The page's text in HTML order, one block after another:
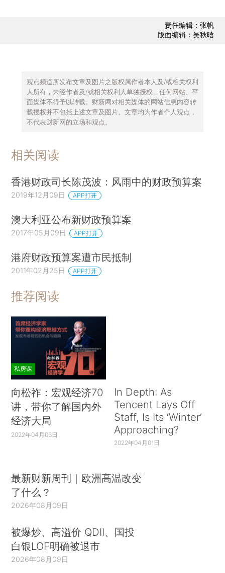
责任编辑：张帆
版面编辑：吴秋晗
观点频道所发布文章及图片之版权属作者本人及/或相关权利
人所有，未经作者及/或相关权利人单独授权，任何网站、平
面媒体不得予以转载。财新网对相关媒体的网站信息内容转
载授权并不包括上述文章及图片。文章均为作者个人观点，
不代表财新网的立场和观点。
相关阅读
香港财政司长陈茂波：风雨中的财政预算案
2019年12月09日 APP打开
澳大利亚公布新财政预算案
2017年05月09日 APP打开
港府财政预算案遭市民抵制
2011年02月25日 APP打开
推荐阅读
私房课
向松祚：宏观经济70
讲，带你了解国内外
经济大局
2022年04月06日
In Depth: As
Tencent Lays Off
Staff, Is Its ‘Winter’
Approaching?
2022年04月01日
最新财新周刊｜欧洲高温改变
了什么？
2026年08月09日
被爆炒、高溢价 QDII、国投
白银LOF明确被退市
2026年08月09日